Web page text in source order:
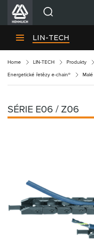
Divize HENNLICH
Blog
Kariéra
O firmě
Nákupní seznam
LIN-TECH
Home LIN-TECH Produkty
Energetické řetězy e-chain®
SÉRIE E06 / Z06